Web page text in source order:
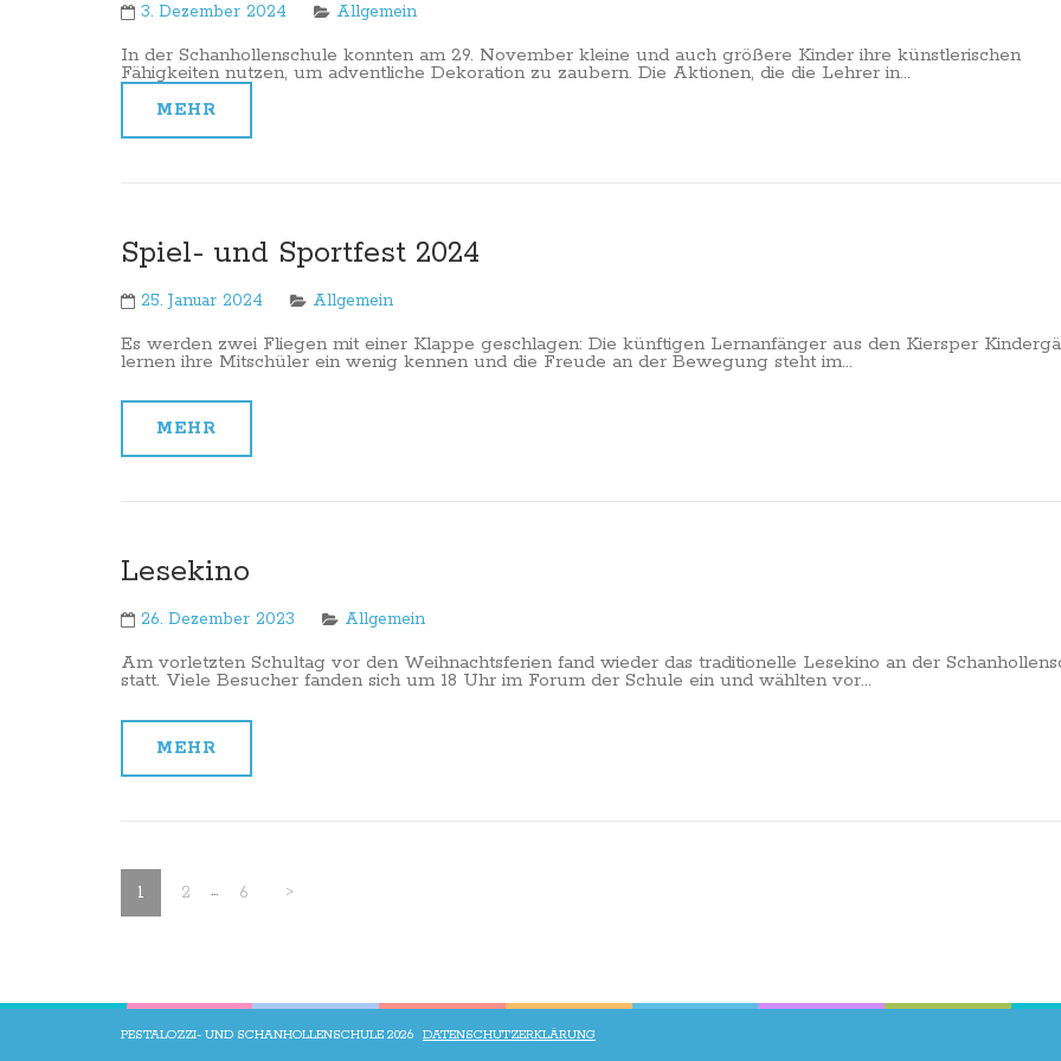
3. Dezember 2024 Allgemein
In der Schanhollenschule konnten am 29. November kleine und auch größere Kinder ihre künstlerischen
Fähigkeiten nutzen, um adventliche Dekoration zu zaubern. Die Aktionen, die die Lehrer in...
MEHR
Spiel- und Sportfest 2024
25. Januar 2024 Allgemein
Es werden zwei Fliegen mit einer Klappe geschlagen: Die künftigen Lernanfänger aus den Kiersper
lernen ihre Mitschüler ein wenig kennen und die Freude an der Bewegung steht im...
MEHR
Lesekino
26. Dezember 2023 Allgemein
Am vorletzten Schultag vor den Weihnachtsferien fand wieder das traditionelle Lesekino an der
statt. Viele Besucher fanden sich um 18 Uhr im Forum der Schule ein und wählten vor...
MEHR
Seitennummerierung
der
Beiträge
Page
1 Page
2 … Page
6 >
PESTALOZZI- UND SCHANHOLLENSCHULE 2026 DATENSCHUTZERKLÄRUNG